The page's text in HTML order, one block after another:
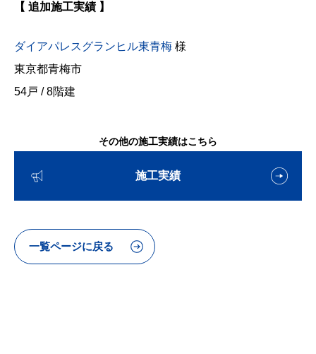
【 追加施工実績 】
ダイアパレスグランヒル東青梅 様
東京都青梅市
54戸 / 8階建
その他の施工実績はこちら
施工実績
一覧ページに戻る